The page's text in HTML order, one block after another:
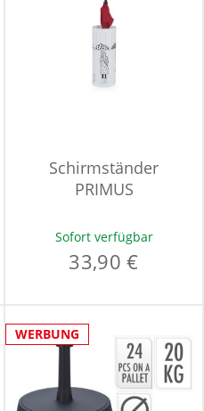
Schirmständer
PRIMUS
Sofort verfügbar
33,90 €
WERBUNG